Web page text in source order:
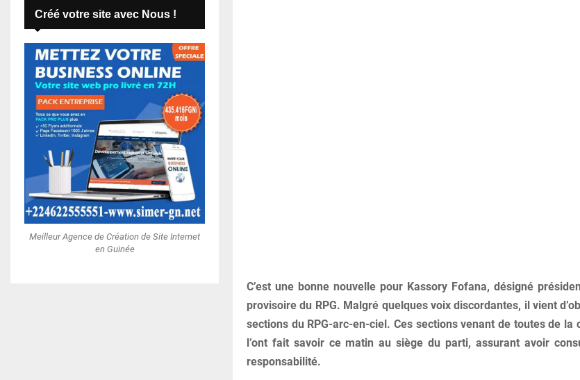
C’est une bonne nouvelle pour Kassory Fofana, désigné
provisoire du RPG. Malgré quelques voix discordantes, il vient
sections du RPG-arc-en-ciel. Ces sections venant de toutes de la
l’ont fait savoir ce matin au siège du parti, assurant avoir
responsabilité.
Créé votre site avec Nous !
Meilleur Agence de Création de Site Internet
en Guinée